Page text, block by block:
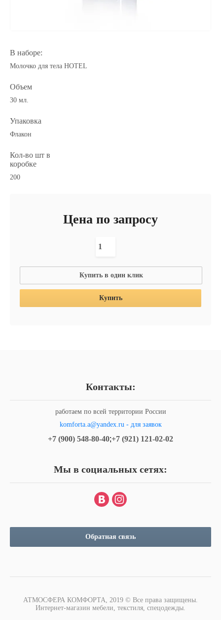
В наборе:
Молочко для тела HOTEL
Объем
30 мл.
Упаковка
Флакон
Кол-во шт в
коробке
200
Цена по запросу
Купить в один клик
Купить
Контакты:
работаем по всей территории России
komforta.a@yandex.ru - для заявок
+7 (900) 548-80-40;+7 (921) 121-02-02
Мы в социальных сетях:
Обратная связь
АТМОСФЕРА КОМФОРТА, 2019 © Все права защищены.
Интернет-магазин мебели, текстиля, спецодежды.